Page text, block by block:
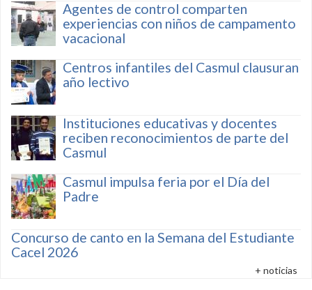
Agentes de control comparten
experiencias con niños de campamento
vacacional
Centros infantiles del Casmul clausuran
año lectivo
Instituciones educativas y docentes
reciben reconocimientos de parte del
Casmul
Casmul impulsa feria por el Día del
Padre
Concurso de canto en la Semana del Estudiante
Cacel 2026
+ noticias